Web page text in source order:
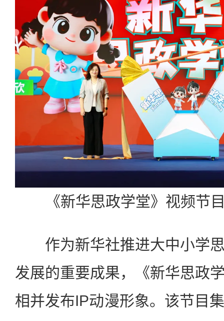
《新华思政学堂》视频节
作为新华社推进大中小学思
发展的重要成果，《新华思政
相并发布IP动漫形象。该节目